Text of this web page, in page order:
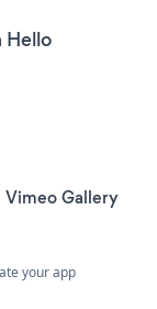
Hello
Vimeo Gallery
your app